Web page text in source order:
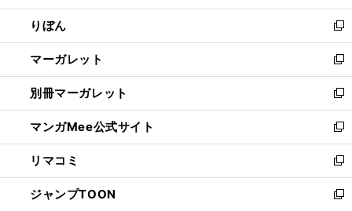
開
く
ウ
で
開
く
ン
ド
ウ
で
開
く
ウ
ィ
ン
ド
ウ
で
開
く
りぼん
新
し
い
ウ
ィ
ン
ド
ウ
で
開
く
マーガレット
新
し
い
ウ
ィ
ン
ド
ウ
で
別冊マーガレット
新
し
い
ウ
ィ
ン
ド
マンガMee公式サイト
新
し
い
ウ
ィ
リマコミ
新
し
い
ジャンプTOON
新